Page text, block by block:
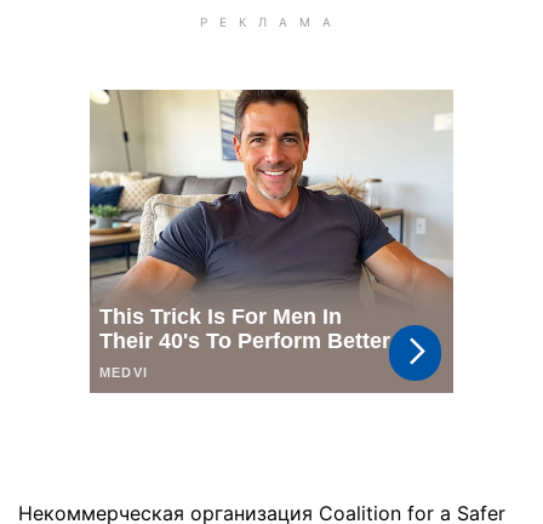
Некоммерческая организация Coalition for a Safer